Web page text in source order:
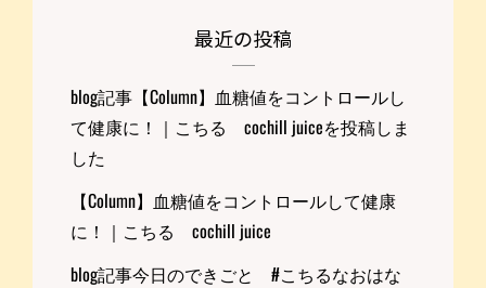
最近の投稿
blog記事【Column】血糖値をコントロールし
て健康に！｜こちる cochill juiceを投稿しま
した
【Column】血糖値をコントロールして健康
に！｜こちる cochill juice
blog記事今日のできごと #こちるなおはな